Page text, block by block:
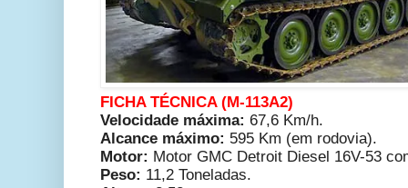
FICHA TÉCNICA (M-113A2)
Velocidade máxima: 67,6 Km/h.
Alcance máximo: 595 Km (em rodovia).
Motor: Motor GMC Detroit Diesel 16V-53
Peso: 11,2 Toneladas.